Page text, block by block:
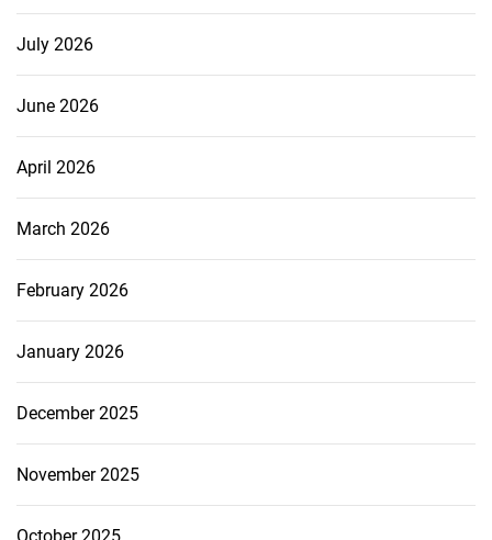
July 2026
June 2026
April 2026
March 2026
February 2026
January 2026
December 2025
November 2025